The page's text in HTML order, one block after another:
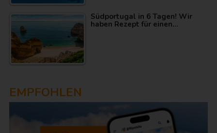
Südportugal in 6 Tagen! Wir
haben Rezept für einen…
EMPFOHLEN